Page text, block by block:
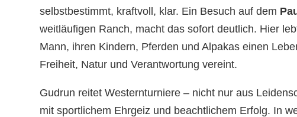
selbstbestimmt, kraftvoll, klar. Ein Besuch auf dem
weitläufigen Ranch, macht das sofort deutlich. Hier
Mann, ihren Kindern, Pferden und Alpakas einen
Freiheit, Natur und Verantwortung vereint.
Gudrun reitet Westernturniere – nicht nur aus
mit sportlichem Ehrgeiz und beachtlichem Erfolg. In